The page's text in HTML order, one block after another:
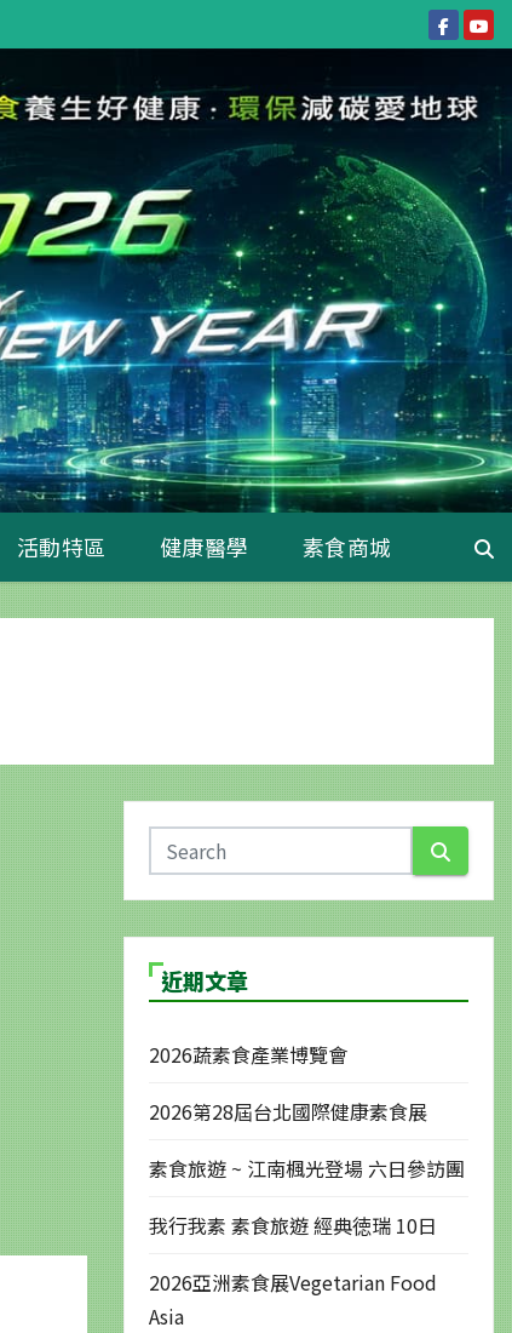
活動特區 健康醫學 素食商城
近期文章
2026蔬素食產業博覽會
2026第28屆台北國際健康素食展
素食旅遊 ~ 江南楓光登場 六日參訪團
我行我素 素食旅遊 經典徳瑞 10日
2026亞洲素食展Vegetarian Food
Asia